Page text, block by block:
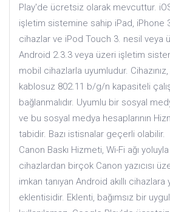
Play'de ücretsiz olarak mevcuttur.
işletim sistemine sahip iPad, iPhone
cihazlar ve iPod Touch 3. nesil veya
Android 2.3.3 veya üzeri işletim
mobil cihazlarla uyumludur. Cihazınız,
kablosuz 802.11 b/g/n kapasiteli
bağlanmalıdır. Uyumlu bir sosyal
ve bu sosyal medya hesaplarının
tabidir. Bazı istisnalar geçerli olabilir.
Canon Baskı Hizmeti, Wi-Fi ağı
cihazlardan birçok Canon yazıcısı
imkan tanıyan Android akıllı cihazlara
eklentisidir. Eklenti, bağımsız bir